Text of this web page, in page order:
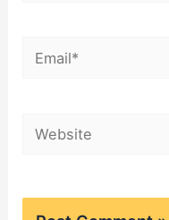
Email*
Website